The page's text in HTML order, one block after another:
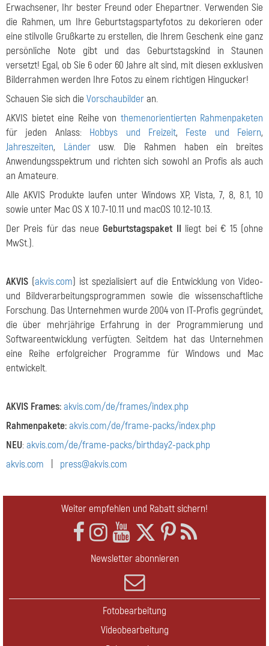
Erwachsener, Ihr bester Freund oder Ehepartner. Verwenden Sie
die Rahmen, um Ihre Geburtstagspartyfotos zu dekorieren oder
eine stilvolle Grußkarte zu erstellen, die Ihrem Geschenk eine ganz
persönliche Note gibt und das Geburtstagskind in Staunen
versetzt! Egal, ob Sie 6 oder 60 Jahre alt sind, mit diesen exklusiven
Bilderrahmen werden Ihre Fotos zu einem richtigen Hingucker!
Schauen Sie sich die Vorschaubilderan.
AKVIS bietet eine Reihe von themenorientierten Rahmenpaketen
für jeden Anlass: Hobbys und Freizeit, Feste und Feiern,
Jahreszeiten, Länderusw. Die Rahmen haben ein breites
Anwendungsspektrum und richten sich sowohl an Profis als auch
an Amateure.
Alle AKVIS Produkte laufen unter Windows XP, Vista, 7, 8, 8.1, 10
sowie unter Mac OS X 10.7-10.11 und macOS 10.12-10.13.
Der Preis für das neueGeburtstagspaket II liegt bei € 15 (ohne
MwSt.).
AKVIS (akvis.com) ist spezialisiert auf die Entwicklung von Video-
und Bildverarbeitungsprogrammen sowie die wissenschaftliche
Forschung. Das Unternehmen wurde 2004 von IT-Profis gegründet,
die über mehrjährige Erfahrung in der Programmierung und
Softwareentwicklung verfügten. Seitdem hat das Unternehmen
eine Reihe erfolgreicher Programme für Windows und Mac
entwickelt.
AKVIS Frames:akvis.com/de/frames/index.php
Rahmenpakete:akvis.com/de/frame-packs/index.php
NEU:akvis.com/de/frame-packs/birthday2-pack.php
akvis.com
press@akvis.com
Weiter empfehlen und Rabatt sichern!
Newsletter abonnieren
Fotobearbeitung
Videobearbeitung